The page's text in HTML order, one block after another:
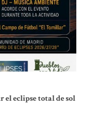
el eclipse total de sol